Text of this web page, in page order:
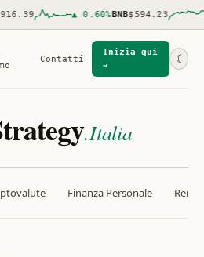
▲ 0.60%BNB$594.23 ▲
Contatti
Inizia qui
→
☾
.Italia
Finanza Personale